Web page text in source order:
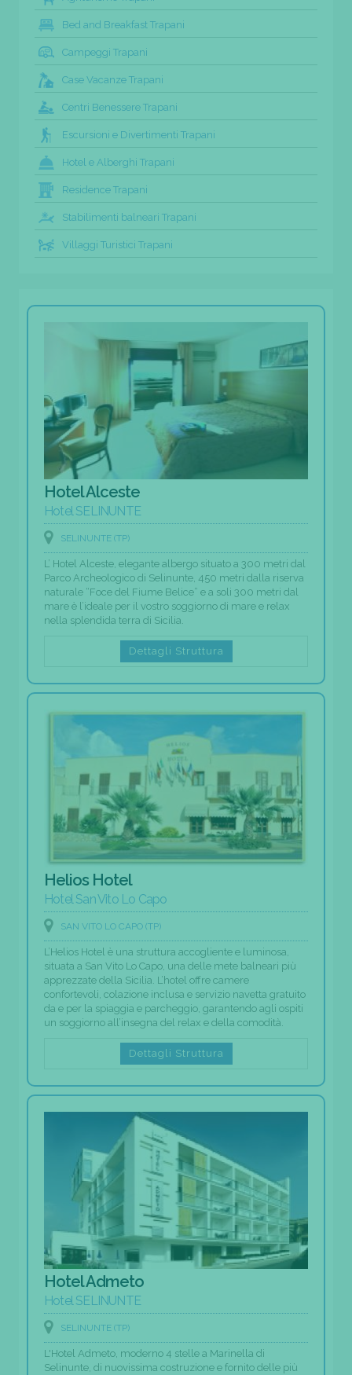
Bed and Breakfast Trapani
Campeggi Trapani
Case Vacanze Trapani
Centri Benessere Trapani
Escursioni e Divertimenti Trapani
Hotel e Alberghi Trapani
Residence Trapani
Stabilimenti balneari Trapani
Villaggi Turistici Trapani
Hotel Alceste
Hotel SELINUNTE
SELINUNTE (TP)
L’ Hotel Alceste, elegante albergo situato a 300 metri dal
Parco Archeologico di Selinunte, 450 metri dalla riserva
naturale “Foce del Fiume Belice” e a soli 300 metri dal
mare è l’ideale per il vostro soggiorno di mare e relax
nella splendida terra di Sicilia.
Dettagli Struttura
Helios Hotel
Hotel San Vito Lo Capo
SAN VITO LO CAPO (TP)
L’Helios Hotel è una struttura accogliente e luminosa,
situata a San Vito Lo Capo, una delle mete balneari più
apprezzate della Sicilia. L’hotel offre camere
confortevoli, colazione inclusa e servizio navetta gratuito
da e per la spiaggia e parcheggio, garantendo agli ospiti
un soggiorno all’insegna del relax e della comodità.
Dettagli Struttura
Hotel Admeto
Hotel SELINUNTE
SELINUNTE (TP)
L'Hotel Admeto, moderno 4 stelle a Marinella di
Selinunte, di nuovissima costruzione e fornito delle più